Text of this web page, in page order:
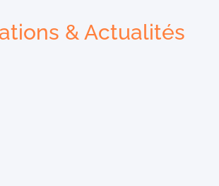
& Actualités